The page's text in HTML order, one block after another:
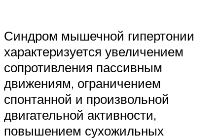
Синдром мышечной гипертонии
характеризуется увеличением
сопротивления пассивным
движениям, ограничением
спонтанной и произвольной
двигательной активности,
повышением сухожильных